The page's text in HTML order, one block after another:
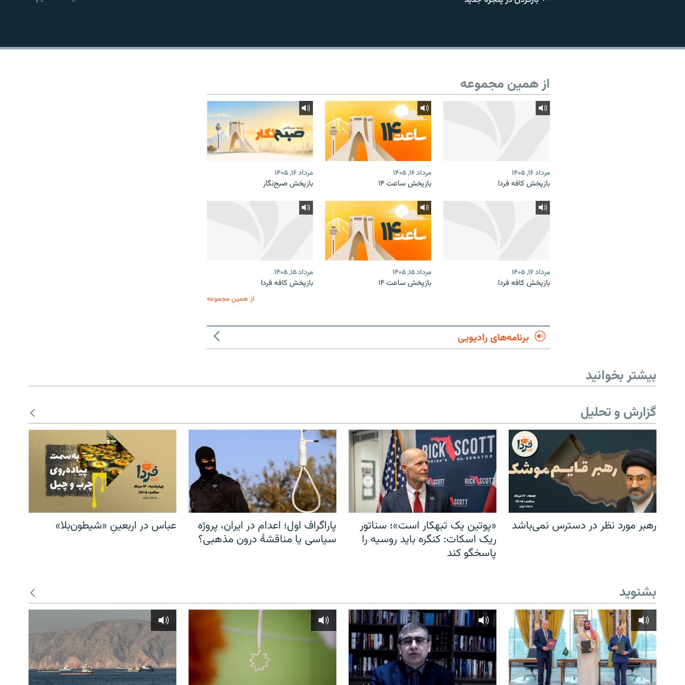
EMBED
از همین مجموعه
مرداد ۱۶, ۱۴۰۵
بازپخش کافه فردا
مرداد ۱۶, ۱۴۰۵
بازپخش ساعت ۱۴
مرداد ۱۶, ۱۴۰۵
بازپخش صبح‌نگار
مرداد ۱۶, ۱۴۰۵
بازپخش کافه فردا
مرداد ۱۵, ۱۴۰۵
بازپخش ساعت ۱۴
مرداد ۱۵, ۱۴۰۵
بازپخش کافه فردا
از همین مجموعه
برنامه‌های رادیویی
بیشتر بخوانید
گزارش و تحلیل
رهبر مورد نظر در دسترس نمی‌باشد
«پوتین یک تبهکار است»؛ سناتور
ریک اسکات: کنگره باید روسیه را
پاسخگو کند
پاراگراف اول؛ اعدام در ایران، پروژه
سیاسی یا مناقشهٔ درون مذهبی؟
عباس در اربعینِ «شیطون‌بلا»
بشنوید